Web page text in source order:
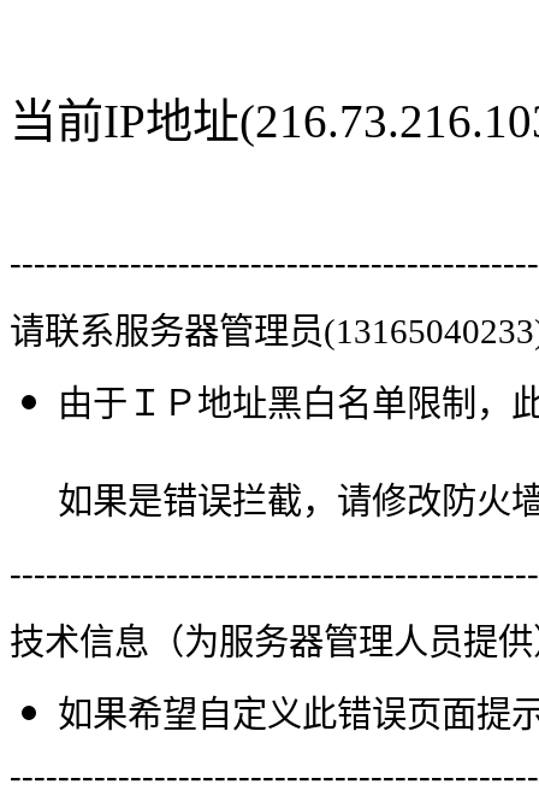
当前IP地址
请联系服务器管理员
由于ＩＰ地址黑白名单限制，
如果是错误拦截，请修改防火
技术信息（为服务器管理人员提
如果希望自定义此错误页面提